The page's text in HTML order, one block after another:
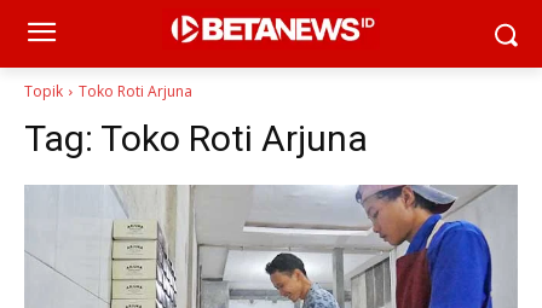
Topik Toko Roti Arjuna
Tag: Toko Roti Arjuna